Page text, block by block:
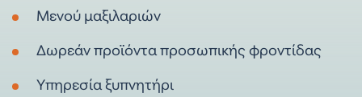
Μενού μαξιλαριών
Δωρεάν προϊόντα προσωπικής φροντίδας
Υπηρεσία ξυπνητήρι